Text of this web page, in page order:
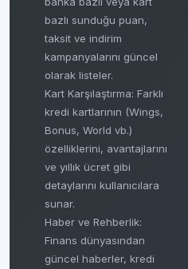
bazlı sunduğu puan,
taksit ve indirim
kampanyalarını güncel
olarak listeler.
Kart Karşılaştırma: Farklı
kredi kartlarının (Wings,
Bonus, World vb.)
özelliklerini, avantajlarını
ve yıllık ücret gibi
detaylarını kullanıcılara
sunar.
Haber ve Rehberlik:
Finans dünyasından
güncel haberler, kredi